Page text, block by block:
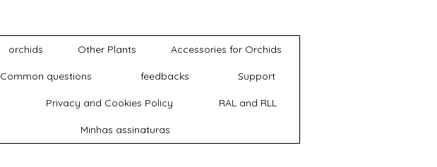
orchids Other Plants Accessories for Orchids
Common questions feedbacks Support
Privacy and Cookies Policy RAL and RLL
Minhas assinaturas